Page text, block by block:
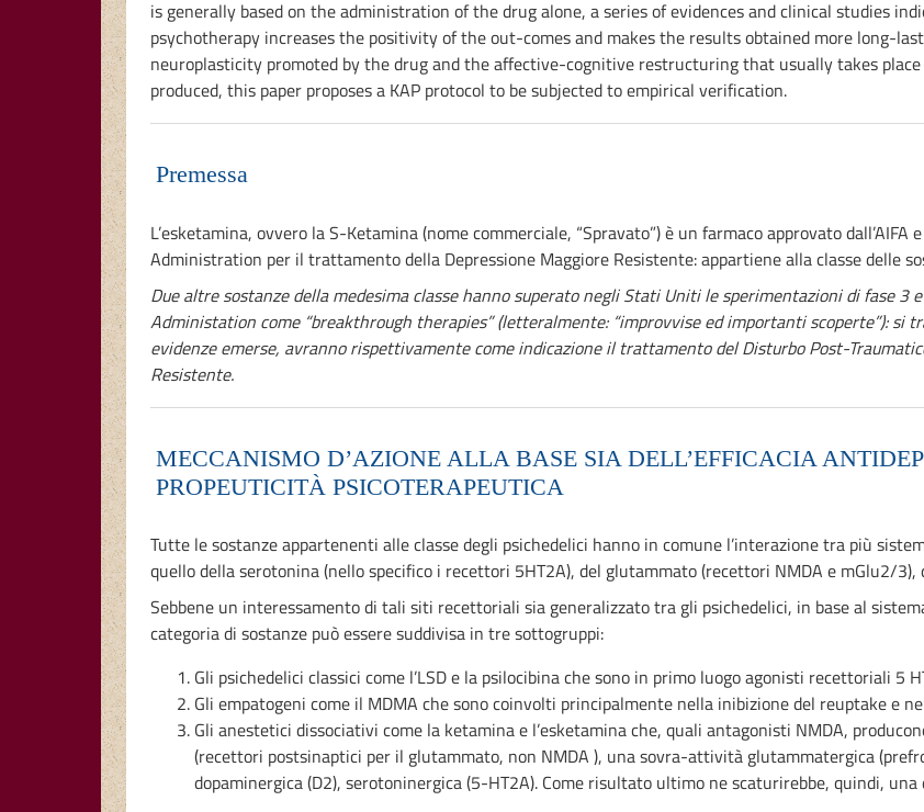
is generally based on the administration of the drug alone, a series of evidences and clinical studies
psychotherapy increases the positivity of the out-comes and makes the results obtained more long-
neuroplasticity promoted by the drug and the affective-cognitive restructuring that usually takes
produced, this paper proposes a KAP protocol to be subjected to empirical verification.
Premessa
L’esketamina, ovvero la S-Ketamina (nome commerciale, “Spravato”) è un farmaco approvato
Administration per il trattamento della Depressione Maggiore Resistente: appartiene alla classe delle
Due altre sostanze della medesima classe hanno superato negli Stati Uniti le sperimentazioni di fase 3
Administation come “breakthrough therapies” (letteralmente: “improvvise ed importanti scoperte”): si
evidenze emerse, avranno rispettivamente come indicazione il trattamento del Disturbo Post-
Resistente.
MECCANISMO D’AZIONE ALLA BASE SIA DELL’EFFICACIA
PROPEUTICITÀ PSICOTERAPEUTICA
Tutte le sostanze appartenenti alle classe degli psichedelici hanno in comune l’interazione tra più
quello della serotonina (nello specifico i recettori 5HT2A), del glutammato (recettori NMDA e mGlu2/3),
Sebbene un interessamento di tali siti recettoriali sia generalizzato tra gli psichedelici, in base al
categoria di sostanze può essere suddivisa in tre sottogruppi:
Gli psichedelici classici come l’LSD e la psilocibina che sono in primo luogo agonisti recettoriali 5
Gli empatogeni come il MDMA che sono coinvolti principalmente nella inibizione del reuptake e
Gli anestetici dissociativi come la ketamina e l’esketamina che, quali antagonisti NMDA,
(recettori postsinaptici per il glutammato, non NMDA ), una sovra-attività glutammatergica
dopaminergica (D2), serotoninergica (5-HT2A). Come risultato ultimo ne scaturirebbe, quindi,